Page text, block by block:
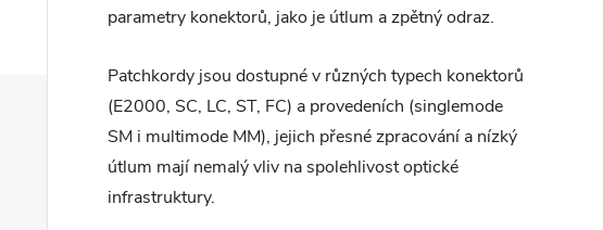
parametry konektorů, jako je útlum a zpětný odraz.
Patchkordy jsou dostupné v různých typech konektorů
(E2000, SC, LC, ST, FC) a provedeních (singlemode
SM i multimode MM), jejich přesné zpracování a nízký
útlum mají nemalý vliv na spolehlivost optické
infrastruktury.